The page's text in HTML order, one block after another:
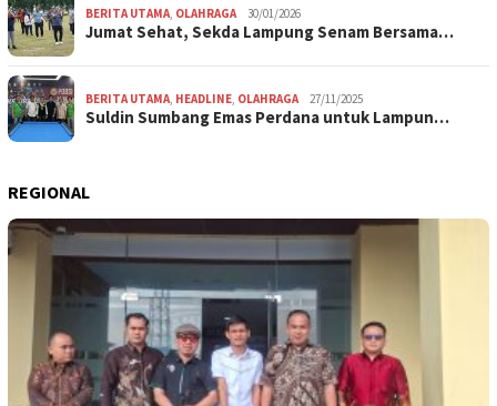
BERITA UTAMA OLAHRAGA 30/01/2026
Jumat Sehat, Sekda Lampung Senam Bersama…
BERITA UTAMA HEADLINE OLAHRAGA 27/11/2025
Suldin Sumbang Emas Perdana untuk Lampun…
REGIONAL